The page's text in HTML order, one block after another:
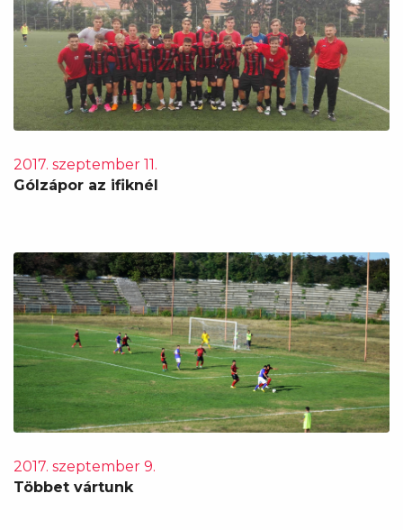
2017. szeptember 11.
Gólzápor az ifiknél
2017. szeptember 9.
Többet vártunk